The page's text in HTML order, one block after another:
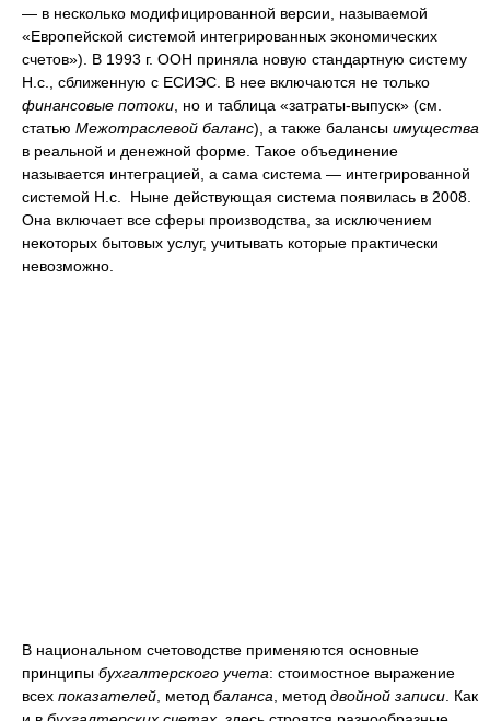
— в несколько модифицированной версии, называемой
«Европейской системой интегрированных экономических
счетов»). В 1993 г. ООН приняла новую стандартную систему
Н.с., сближенную с ЕСИЭС. В нее включаются не только
финансовые потоки , но и таблица «затраты-выпуск» (см.
статью Межотраслевой баланс), а также балансы имущества
в реальной и денежной форме. Такое объединение
называется интеграцией, а сама система — интегрированной
системой Н.с. Ныне действующая система появилась в 2008.
Она включает все сферы производства, за исключением
некоторых бытовых услуг, учитывать которые практически
невозможно.
В национальном счетоводстве применяются основные
принципы бухгалтерского учета: стоимостное выражение
всех показателей , метод баланса , метод двойной записи . Как